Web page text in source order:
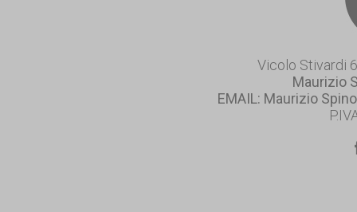
Vicolo Stivardi
Maurizio
EMAIL: Maurizio